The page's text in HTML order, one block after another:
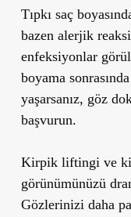
Tıpkı saç
bazen alerjik
enfeksiyonlar
boyama
yaşarsanız, göz
başvurun.
Kirpik liftingi ve
görünümünüzü
Gözlerinizi daha